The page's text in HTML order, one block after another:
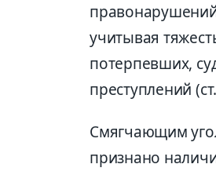
учитывая
потерпевших,
преступлений
Смягчающим
признано